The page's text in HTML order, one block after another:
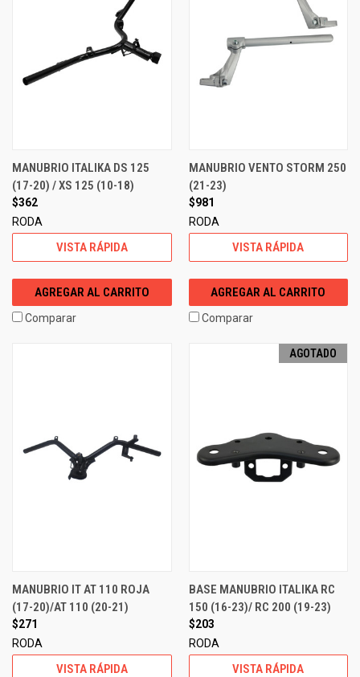
MANUBRIO ITALIKA DS 125
(17-20) / XS 125 (10-18)
$362
RODA
VISTA RÁPIDA
AGREGAR AL CARRITO
Comparar
MANUBRIO VENTO STORM 250
(21-23)
$981
RODA
VISTA RÁPIDA
AGREGAR AL CARRITO
Comparar
MANUBRIO IT AT 110 ROJA
(17-20)/AT 110 (20-21)
$271
RODA
VISTA RÁPIDA
AGOTADO
BASE MANUBRIO ITALIKA RC
150 (16-23)/ RC 200 (19-23)
$203
RODA
VISTA RÁPIDA